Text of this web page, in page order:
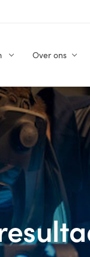
Over ons